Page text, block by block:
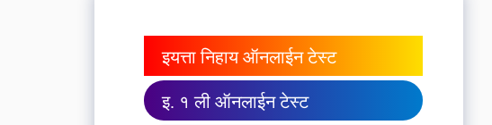
इयत्ता निहाय ऑनलाईन टेस्ट
इ. १ ली ऑनलाईन टेस्ट